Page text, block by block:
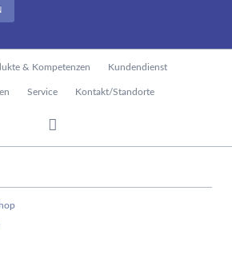
& Kompetenzen Kundendienst
Service Kontakt/Standorte